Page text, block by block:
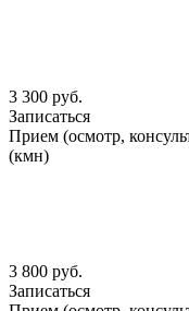
3 300 руб.
Записаться
Прием (осмотр,
(кмн)
3 800 руб.
Записаться